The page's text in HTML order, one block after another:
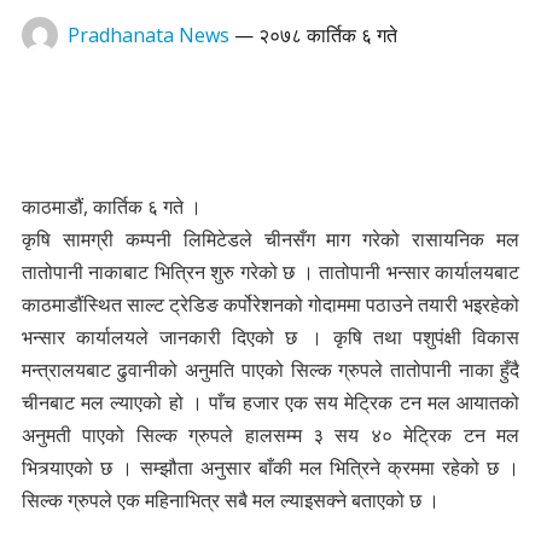
Pradhanata News — २०७८ कार्तिक ६ गते
काठमाडौं, कार्तिक ६ गते ।
कृषि सामग्री कम्पनी लिमिटेडले चीनसँग माग गरेको रासायनिक मल
तातोपानी नाकाबाट भित्रिन शुरु गरेको छ । तातोपानी भन्सार कार्यालयबाट
काठमाडौंस्थित साल्ट ट्रेडिङ कर्पोरेशनको गोदाममा पठाउने तयारी भइरहेको
भन्सार कार्यालयले जानकारी दिएको छ । कृषि तथा पशुपंक्षी विकास
मन्त्रालयबाट ढुवानीको अनुमति पाएको सिल्क ग्रुपले तातोपानी नाका हुँदै
चीनबाट मल ल्याएको हो । पाँच हजार एक सय मेट्रिक टन मल आयातको
अनुमती पाएको सिल्क ग्रुपले हालसम्म ३ सय ४० मेट्रिक टन मल
भित्र्याएको छ । सम्झौता अनुसार बाँकी मल भित्रिने क्रममा रहेको छ ।
सिल्क ग्रुपले एक महिनाभित्र सबै मल ल्याइसक्ने बताएको छ ।